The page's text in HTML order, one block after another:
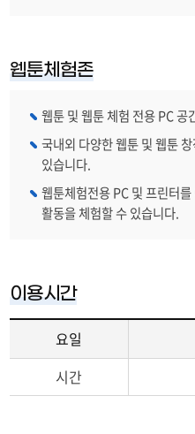
웹툰체험존
웹툰 및 웹툰 체험 전용 PC 공
국내외 다양한 웹툰 및 웹툰
있습니다.
웹툰체험전용 PC 및 프린터
활동을 체험할 수 있습니다.
이용시간
요일
시간